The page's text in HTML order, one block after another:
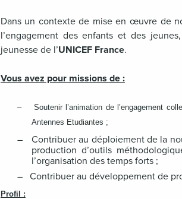
Dans un contexte de mise en œuvre de
l’engagement des enfants et des
jeunesse de l’UNICEF France.
Vous avez pour missions de :
–
Soutenir l’animation de l’engagement
Antennes Etudiantes ;
– Contribuer au déploiement de la
production d’outils
l’organisation des temps forts ;
–
Contribuer au développement de
Profil :